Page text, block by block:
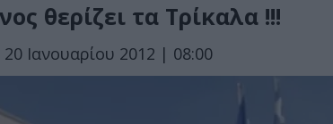
θερίζει τα Τρίκαλα !!!
20 Ιανουαρίου 2012 | 08:00